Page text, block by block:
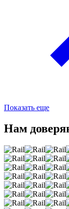
Показать еще
Нам